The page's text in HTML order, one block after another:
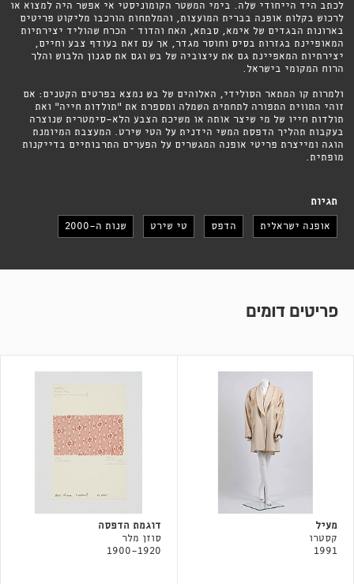
לכתב היד הייחודי שלה. בימי המשטר הקומוניסטי אי אפשר היה למצוא או
לרכוש בקלות אופנה בברית המועצות, והמלתחות הורכבו מליקוט פריטים
בארונות הבגדים של אימא, סבתא, האח והדוד – הכרח שהוליד יצירתיות
המאופיינת בגזרות בסיס וחוסר מגדר, אך עם זאת בעודף צבע וחיים,
יצירתיות המאפיינת גם את עיצוביה של בש וגם את סגנון הלבוש והלך
הרוח המקומי בישראל.
ולמרות קו המתאר הסולידי, האלוהים של בש נמצא בפרטים הקטנים: אם
זוהי התווית התפורה לתחתית השמלה ומספרת את ״תולדות חייה״ ואת
תולדות חייו של מי שיצר אותה או משיכת הצבע הלא־סימטרית שנוצרה
בעקבות תהליך הדפסת המשי הידנית על הטי שירט. המעצבת המיומנת
הוגה ומייצרת פריטי אופנה המגשרים על הפערים התרבותיים בדייקנות
מופתית.
תגיות
אופנה ישראלית הדפס טי שירט שנות ה-2000
פריטים דומים
מעיל
קסטרו
1991
דוגמת הדפסה
סוזן מלר
1900-1920